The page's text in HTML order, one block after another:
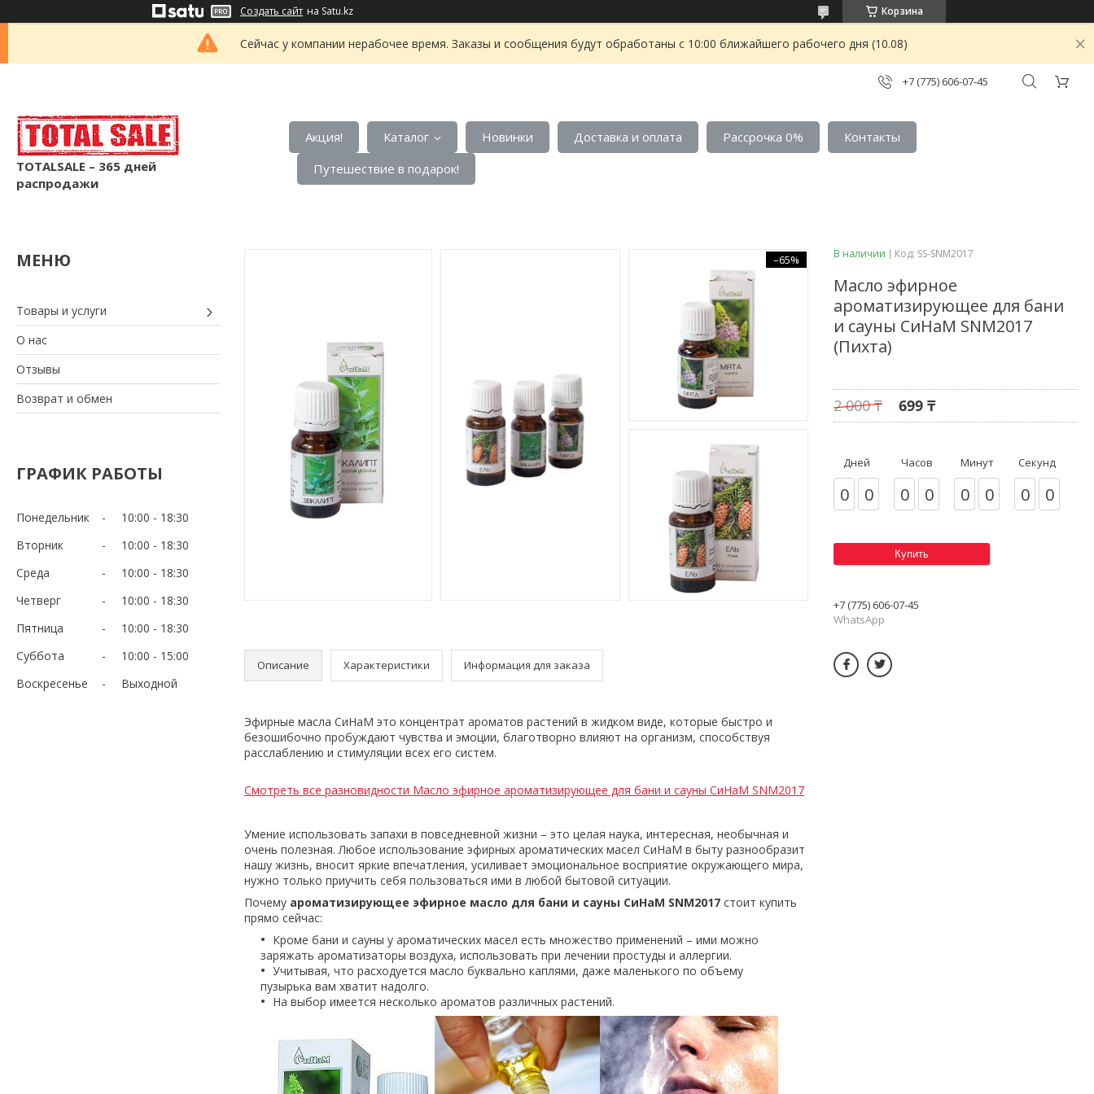
Создать сайт на Satu.kz Корзина
Сейчас у компании нерабочее время. Заказы и сообщения будут обработаны с 10:00 ближайшего рабочего дня (10.08)
+7 (775) 606-07-45
TOTALSALE – 365 дней
распродажи
Акция! Каталог Новинки Доставка и оплата Рассрочка 0%
Контакты
Путешествие в подарок!
Товары и услуги
О нас
Отзывы
Возврат и обмен
ГРАФИК РАБОТЫ
Понедельник 10:00
18:30
Вторник
10:00
18:30
Среда
10:00
18:30
Четверг
10:00
18:30
Пятница
10:00
18:30
Суббота
10:00
15:00
Воскресенье
Выходной
–65%
Описание Характеристики Информация для заказа
Эфирные масла СиНаМ это концентрат ароматов растений в жидком виде, которые быстро и
безошибочно пробуждают чувства и эмоции, благотворно влияют на организм, способствуя
расслаблению и стимуляции всех его систем.
Смотреть все разновидности Масло эфирное ароматизирующее для бани и сауны СиНаМ SNM2017
Умение использовать запахи в повседневной жизни – это целая наука, интересная, необычная и
очень полезная. Любое использование эфирных ароматических масел СиНаМ в быту разнообразит
нашу жизнь, вносит яркие впечатления, усиливает эмоциональное восприятие окружающего мира,
нужно только приучить себя пользоваться ими в любой бытовой ситуации.
Почему ароматизирующее эфирное масло для бани и сауны СиНаМ SNM2017 стоит купить
прямо сейчас:
Кроме бани и сауны у ароматических масел есть множество применений – ими можно
заряжать ароматизаторы воздуха, использовать при лечении простуды и аллергии.
Учитывая, что расходуется масло буквально каплями, даже маленького по объему
пузырька вам хватит надолго.
На выбор имеется несколько ароматов различных растений.
В наличии Код: SS-SNM2017
Масло эфирное
ароматизирующее для бани
и сауны СиНаМ SNM2017
(Пихта)
2 000 ₸ 699 ₸
Дней
0 0
Часов
0 0
Минут
0 0
Секунд
0 0
Купить
+7 (775) 606-07-45
WhatsApp